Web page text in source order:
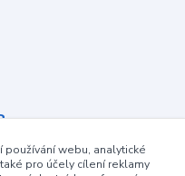
používání webu, analytické
pro účely cílení reklamy